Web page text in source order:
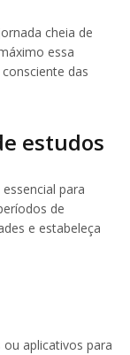
cheia de
essa
das
estudos
para
de
e estabeleça
aplicativos para